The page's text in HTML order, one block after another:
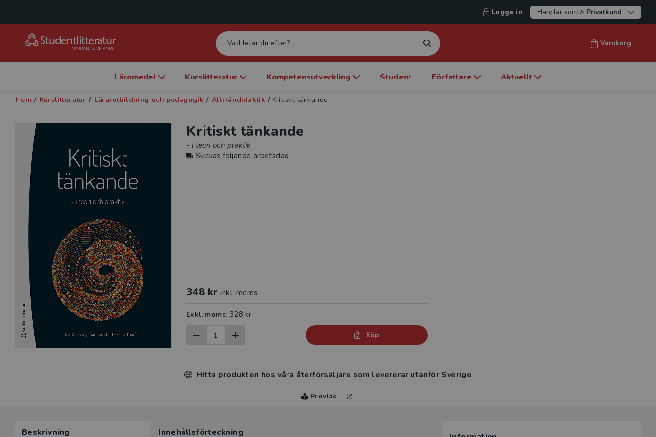
Logga in Handlar som: Privatkund
Varukorg
Läromedel Kurslitteratur Kompetensutveckling Student Författare Aktuellt
Hem / Kurslitteratur / Lärarutbildning och pedagogik / Allmändidaktik / Kritiskt tänkande
Kritiskt tänkande
- i teori och praktik
Skickas följande arbetsdag
348 kr inkl. moms
Exkl. moms: 328 kr
Köp
Hitta produkten hos våra återförsäljare som levererar utanför Sverige
Provläs
Beskrivning Innehållsförteckning